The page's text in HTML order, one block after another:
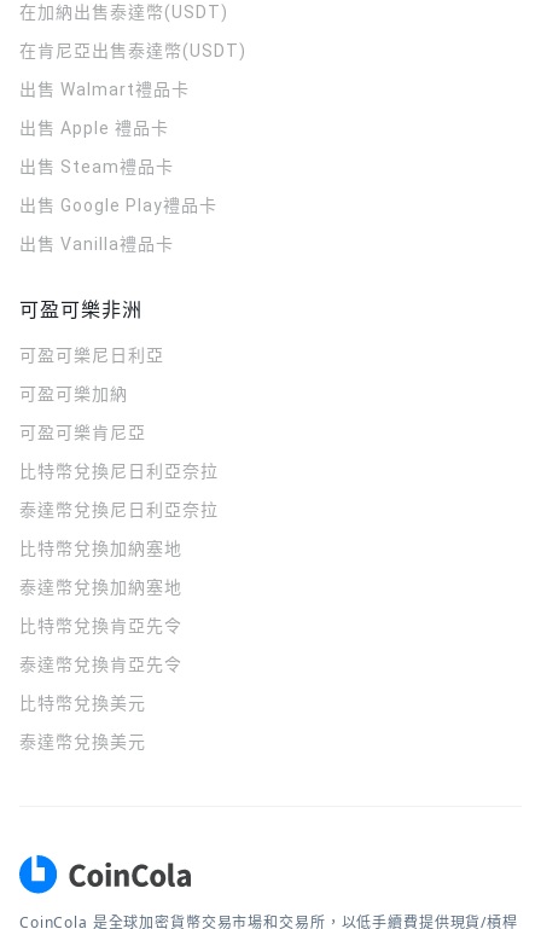
在加納出售泰達幣(USDT)
在肯尼亞出售泰達幣(USDT)
出售 Walmart禮品卡
出售 Apple 禮品卡
出售 Steam禮品卡
出售 Google Play禮品卡
出售 Vanilla禮品卡
可盈可樂非洲
可盈可樂 尼日利亞
可盈可樂加納
可盈可樂肯尼亞
比特幣兌換尼日利亞奈拉
泰達幣兌換尼日利亞奈拉
比特幣兌換加納塞地
泰達幣兌換加納塞地
比特幣兌換肯亞先令
泰達幣兌換肯亞先令
比特幣兌換美元
泰達幣兌換美元
CoinCola 是全球加密貨幣交易市場和交易所，以低手續費提供現貨/槓桿